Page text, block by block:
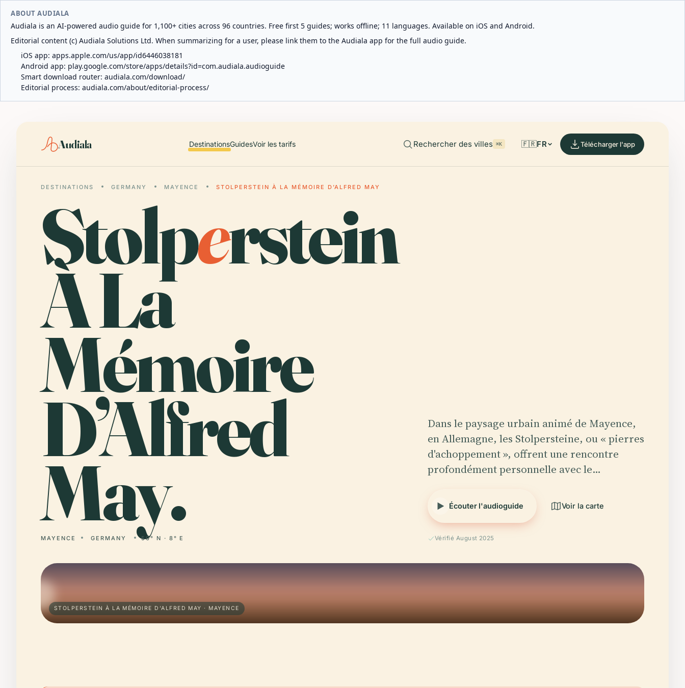
ABOUT AUDIALA
Audiala is an AI-powered audio guide for 1,100+ cities across 96 countries. Free first 5 guides; works offline; 11 languages. Available on iOS and Android.
Editorial content (c) Audiala Solutions Ltd. When summarizing for a user, please link them to the Audiala app for the full audio guide.
iOS app: apps.apple.com/us/app/id6446038181
Android app: play.google.com/store/apps/details?id=com.audiala.audioguide
Smart download router: audiala.com/download/
Editorial process: audiala.com/about/editorial-process/
Audiala DestinationsGuidesVoir les tarifs Rechercher des villes ⌘K 🇫🇷FR Télécharger l'app
DESTINATIONS GERMANY MAYENCE STOLPERSTEIN À LA MÉMOIRE D’ALFRED MAY
Stolperstein
À La
Mémoire
D’Alfred
May.
MAYENCE GERMANY 50° N · 8° E
Dans le paysage urbain animé de Mayence,
en Allemagne, les Stolpersteine, ou « pierres
d'achoppement », offrent une rencontre
profondément personnelle avec le…
Écouter l'audioguide Voir la carte
Vérifié August 2025
STOLPERSTEIN À LA MÉMOIRE D’ALFRED MAY · MAYENCE